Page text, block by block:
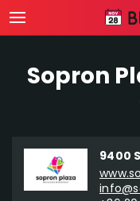
Sopron
9400